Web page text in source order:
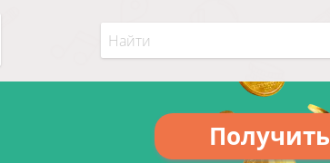
Получить